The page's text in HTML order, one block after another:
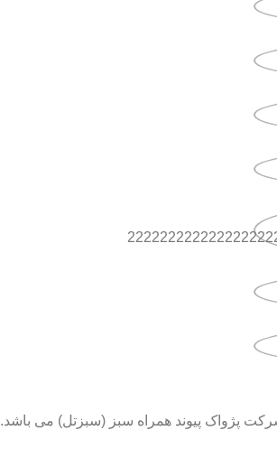
پژواک پیوند همراه سبز (سبزتل) می باشد.